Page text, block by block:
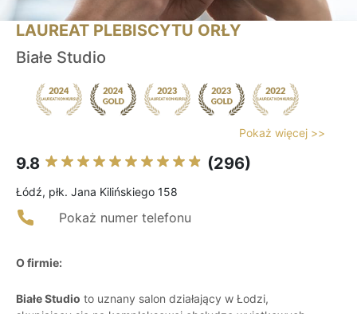
LAUREAT PLEBISCYTU ORŁY
Białe Studio
Pokaż więcej >>
9.8 (296)
Łódź, płk. Jana Kilińskiego 158
Pokaż numer telefonu
O firmie:
Białe Studio to uznany salon działający w Łodzi,